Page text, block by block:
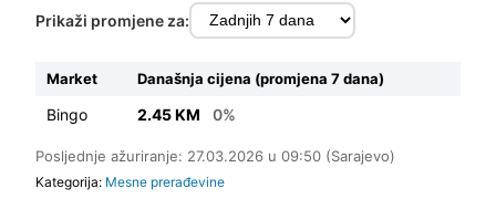
Prikaži promjene za:
Market Današnja cijena (promjena 7 dana)
Bingo 2.45 KM 0%
Posljednje ažuriranje: 27.03.2026 u 09:50 (Sarajevo)
Kategorija: Mesne prerađevine